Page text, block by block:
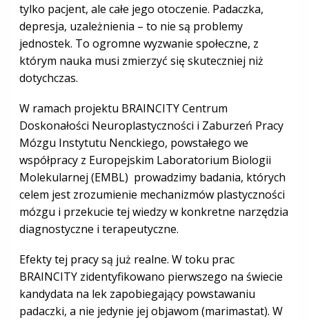
tylko pacjent, ale całe jego otoczenie. Padaczka,
depresja, uzależnienia – to nie są problemy
jednostek. To ogromne wyzwanie społeczne, z
którym nauka musi zmierzyć się skuteczniej niż
dotychczas.
W ramach projektu BRAINCITY Centrum
Doskonałości Neuroplastyczności i Zaburzeń Pracy
Mózgu Instytutu Nenckiego, powstałego we
współpracy z Europejskim Laboratorium Biologii
Molekularnej (EMBL) prowadzimy badania, których
celem jest zrozumienie mechanizmów plastyczności
mózgu i przekucie tej wiedzy w konkretne narzędzia
diagnostyczne i terapeutyczne.
Efekty tej pracy są już realne. W toku prac
BRAINCITY zidentyfikowano pierwszego na świecie
kandydata na lek zapobiegający powstawaniu
padaczki, a nie jedynie jej objawom (marimastat). W